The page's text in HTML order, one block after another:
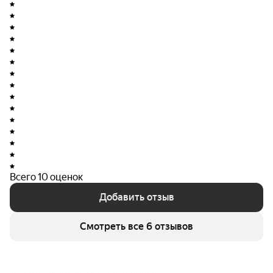
В непосредственной близости от ЖК «Радиостанция»
уже работают важные объекты:
школа № 95.
О застройщике
Всего 10 оценок
Добавить отзыв
Смотреть все 6 отзывов